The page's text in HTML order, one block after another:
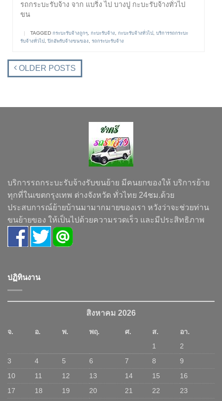
รถกระบะรับจ้าง จาก แบริ่ง ไป บางปู กะบะรับจ้างทั่วไป
ขน
| TAGGED กระบะรับจ้างถูกๆ กะบะรับจ้าง กะบะรับจ้างทั่วไป
บริการรถกระบะ
รับจ้างทั่วไป
ปิกอัพรับจ้างขนของ รถกระบะรับจ้าง
OLDER POSTS
บริการรถกระบะรับจ้างรับขนย้าย มีคนยกของให้ บริการย้าย
ทุกที่ในเขตกรุงเทพ ต่างจังหวัด ทั่วไทย 24ชม.ด้วย
ประสบการณ์ย้ายบ้านมามากมายของเรา หวังว่าจะช่วยท่าน
ขนย้ายของ ให้เป็นไปด้วยความรวดเร็ว และมีประสิทธิภาพ
ปฏิทินงาน
สิงหาคม 2026
จ. อ. พ. พฤ. ศ. ส.
อา.
1
2
3
4 5 6 7 8
9
10
11 12 13 14 15
16
17
18 19 20 21 22
23